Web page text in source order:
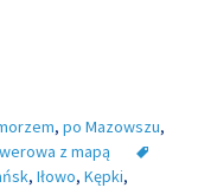
, po Mazowszu,
z mapą
, Iłowo, Kępki,